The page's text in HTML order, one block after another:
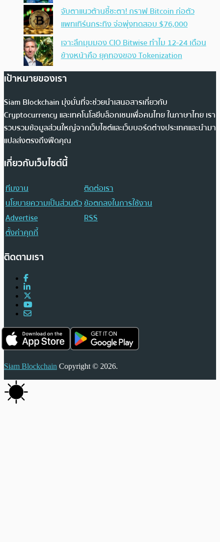
จับตาแนวต้านชี้ชะตา! กราฟ Bitcoin ก่อตัว
แพทเทิร์นกระทิง จ่อพุ่งทดสอบ $76,000
เจาะลึกมุมมอง CIO Bitwise ทำไม 12-24 เดือน
ข้างหน้าคือ ยุคทองของ Tokenization
เป้าหมายของเรา
Siam Blockchain มุ่งมั่นที่จะช่วยนำเสนอสารเกี่ยวกับ
Cryptocurrency และเทคโนโลยีบล็อกเชนเพื่อคนไทย ในภาษาไทย เรา
รวบรวมข้อมูลส่วนใหญ่จากเว็บไซต์และเว็บบอร์ดต่างประเทศและนำมา
แปลส่งตรงถึงฟีดคุณ
เกี่ยวกับเว็บไซต์นี้
ทีมงาน
ติดต่อเรา
นโยบายความเป็นส่วนตัวข้อตกลงในการใช้งาน
Advertise
RSS
ตั้งค่าคุกกี้
ติดตามเรา
Siam Blockchain Copyright © 2026.